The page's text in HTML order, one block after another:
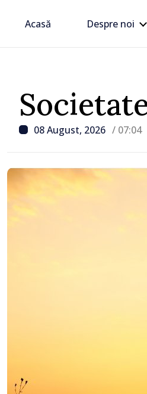
Acasă Despre noi
08 August, 2026 / 07:04